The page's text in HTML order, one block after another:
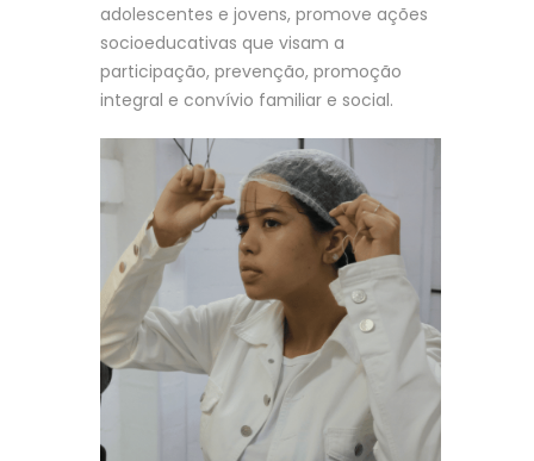
adolescentes e jovens, promove ações
socioeducativas que visam a
participação, prevenção, promoção
integral e convívio familiar e social.